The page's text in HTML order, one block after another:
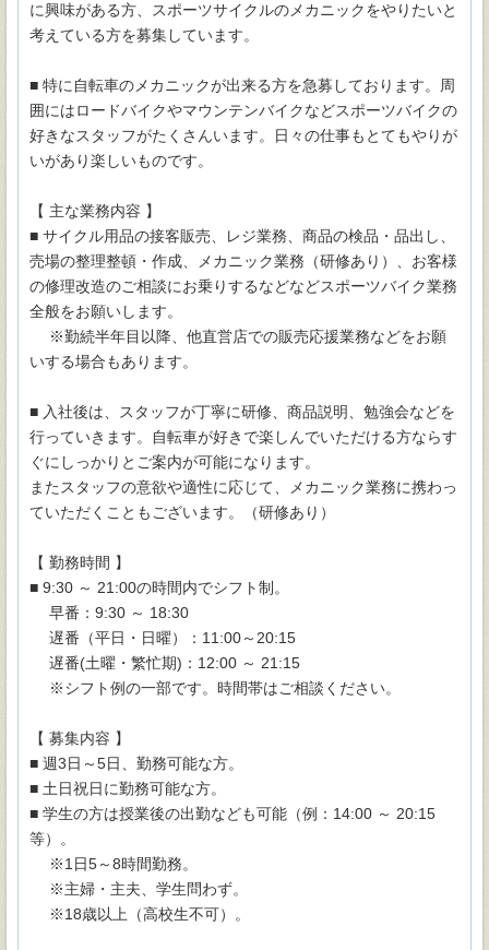
に興味がある方、スポーツサイクルのメカニックをやりたいと
考えている方を募集しています。
■ 特に自転車のメカニックが出来る方を急募しております。周
囲にはロードバイクやマウンテンバイクなどスポーツバイクの
好きなスタッフがたくさんいます。日々の仕事もとてもやりが
いがあり楽しいものです。
【 主な業務内容 】
■ サイクル用品の接客販売、レジ業務、商品の検品・品出し、
売場の整理整頓・作成、メカニック業務（研修あり）、お客様
の修理改造のご相談にお乗りするなどなどスポーツバイク業務
全般をお願いします。
※勤続半年目以降、他直営店での販売応援業務などをお願
いする場合もあります。
■ 入社後は、スタッフが丁寧に研修、商品説明、勉強会などを
行っていきます。自転車が好きで楽しんでいただける方ならす
ぐにしっかりとご案内が可能になります。
またスタッフの意欲や適性に応じて、メカニック業務に携わっ
ていただくこともございます。（研修あり）
【 勤務時間 】
■ 9:30 ～ 21:00の時間内でシフト制。
早番：9:30 ～ 18:30
遅番（平日・日曜）：11:00～20:15
遅番(土曜・繁忙期)：12:00 ～ 21:15
※シフト例の一部です。時間帯はご相談ください。
【 募集内容 】
■ 週3日～5日、勤務可能な方。
■ 土日祝日に勤務可能な方。
■ 学生の方は授業後の出勤なども可能（例：14:00 ～ 20:15
等）。
※1日5～8時間勤務。
※主婦・主夫、学生問わず。
※18歳以上（高校生不可）。